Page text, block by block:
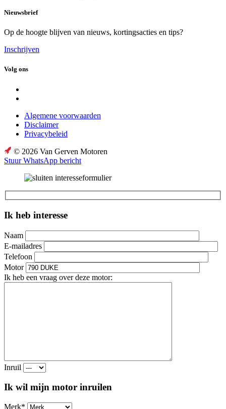
Nieuwsbrief
Op de hoogte blijven van nieuws, kortingsacties en tips?
Inschrijven
Volg ons
Algemene voorwaarden
Disclaimer
Privacybeleid
© 2026 Van Gerven Motoren
Stuur WhatsApp bericht
Ik heb interesse
Naam
E-mailadres
Telefoon
Motor
Ik heb een vraag over deze motor:
Inruil
Ik wil mijn motor inruilen
Merk*